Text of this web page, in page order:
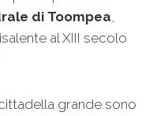
di Toompea,
al XIII secolo
grande sono